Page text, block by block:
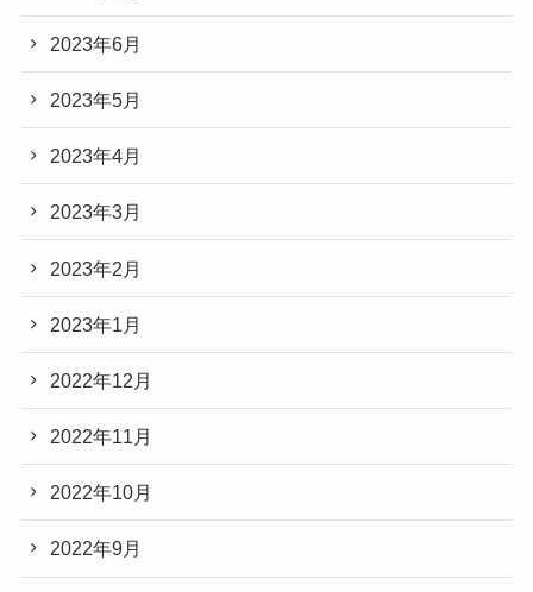
2023年6月
2023年5月
2023年4月
2023年3月
2023年2月
2023年1月
2022年12月
2022年11月
2022年10月
2022年9月